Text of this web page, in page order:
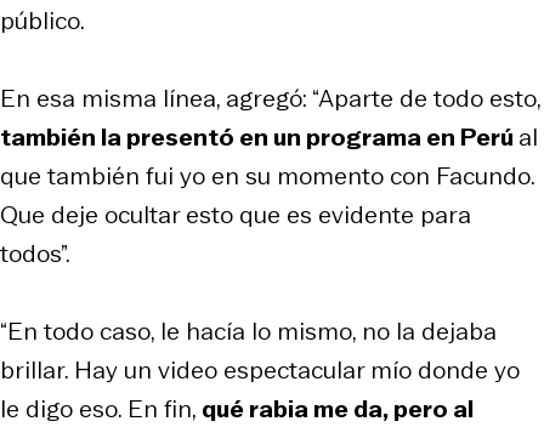
público.
En esa misma línea, agregó: “Aparte de todo esto,
también la presentó en un programa en Perú al
que también fui yo en su momento con Facundo.
Que deje ocultar esto que es evidente para
todos”.
“En todo caso, le hacía lo mismo, no la dejaba
brillar. Hay un video espectacular mío donde yo
le digo eso. En fin, qué rabia me da, pero al